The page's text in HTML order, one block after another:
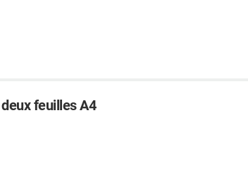
feuilles A4